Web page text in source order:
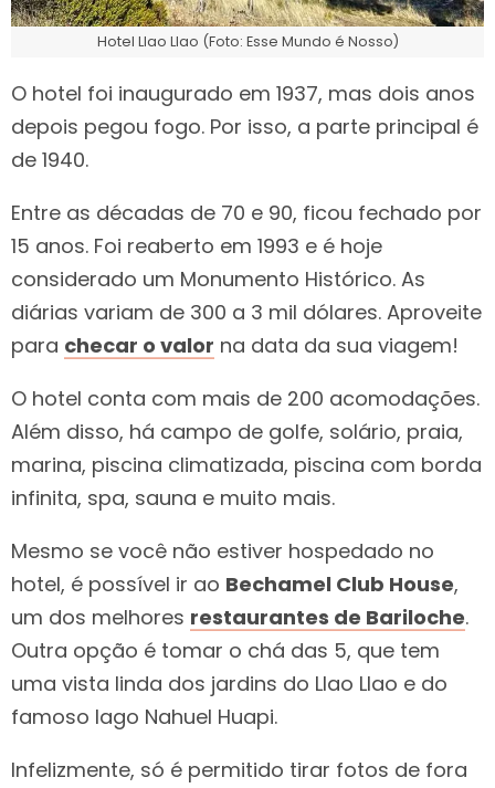
Hotel Llao Llao (Foto: Esse Mundo é Nosso)
O hotel foi inaugurado em 1937, mas dois anos
depois pegou fogo. Por isso, a parte principal é
de 1940.
Entre as décadas de 70 e 90, ficou fechado por
15 anos. Foi reaberto em 1993 e é hoje
considerado um Monumento Histórico. As
diárias variam de 300 a 3 mil dólares. Aproveite
para checar o valor na data da sua viagem!
O hotel conta com mais de 200 acomodações.
Além disso, há campo de golfe, solário, praia,
marina, piscina climatizada, piscina com borda
infinita, spa, sauna e muito mais.
Mesmo se você não estiver hospedado no
hotel, é possível ir ao Bechamel Club House,
um dos melhores restaurantes de Bariloche.
Outra opção é tomar o chá das 5, que tem
uma vista linda dos jardins do Llao Llao e do
famoso lago Nahuel Huapi.
Infelizmente, só é permitido tirar fotos de fora